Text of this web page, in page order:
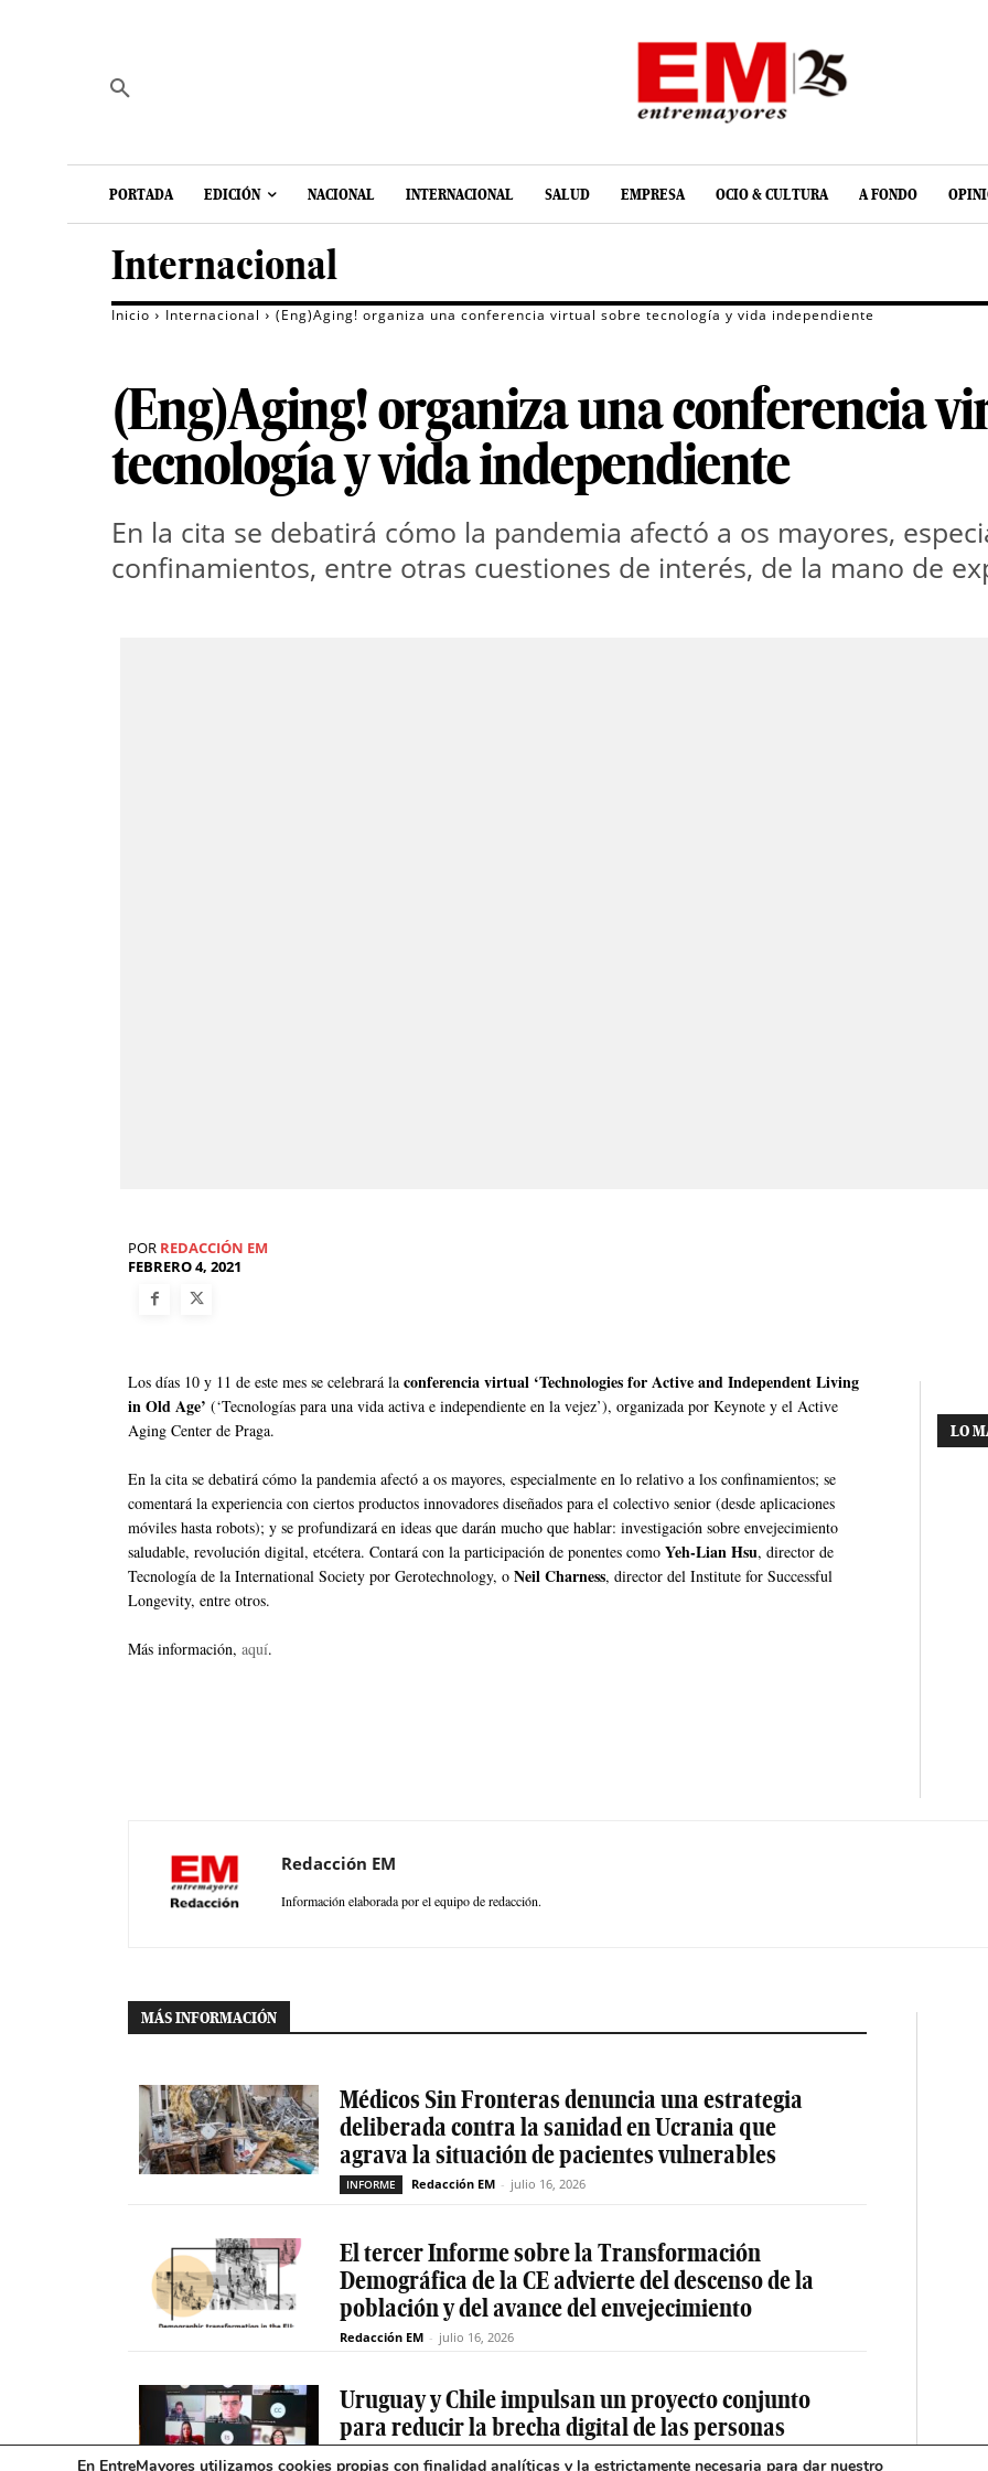
PORTADA EDICIÓN NACIONAL INTERNACIONAL SALUD EMPRESA OCIO & CULTURA A FONDO
Internacional
Inicio Internacional (Eng)Aging! organiza una conferencia virtual sobre tecnología y vida independiente
(Eng)Aging! organiza una conferencia
tecnología y vida independiente
En la cita se debatirá cómo la pandemia afectó a os mayores,
confinamientos, entre otras cuestiones de interés, de la mano de
POR REDACCIÓN EM
FEBRERO 4, 2021
Los días 10 y 11 de este mes se celebrará la conferencia virtual ‘Technologies for Active and Independent Living
in Old Age’ (‘Tecnologías para una vida activa e independiente en la vejez’), organizada por Keynote y el Active
Aging Center de Praga.
En la cita se debatirá cómo la pandemia afectó a os mayores, especialmente en lo relativo a los confinamientos; se
comentará la experiencia con ciertos productos innovadores diseñados para el colectivo senior (desde aplicaciones
móviles hasta robots); y se profundizará en ideas que darán mucho que hablar: investigación sobre envejecimiento
saludable, revolución digital, etcétera. Contará con la participación de ponentes como Yeh-Lian Hsu, director de
Tecnología de la International Society por Gerotechnology, o Neil Charness, director del Institute for Successful
Longevity, entre otros.
Más información, aquí.
LO
Redacción EM
Información elaborada por el equipo de redacción.
MÁS INFORMACIÓN
Médicos Sin Fronteras denuncia una estrategia
deliberada contra la sanidad en Ucrania que
agrava la situación de pacientes vulnerables
INFORME Redacción EM - julio 16, 2026
El tercer Informe sobre la Transformación
Demográfica de la CE advierte del descenso de la
población y del avance del envejecimiento
Redacción EM - julio 16, 2026
Uruguay y Chile impulsan un proyecto conjunto
para reducir la brecha digital de las personas
mayores
En EntreMayores utilizamos cookies propias con finalidad analíticas y la estrictamente necesaria para dar nuestro